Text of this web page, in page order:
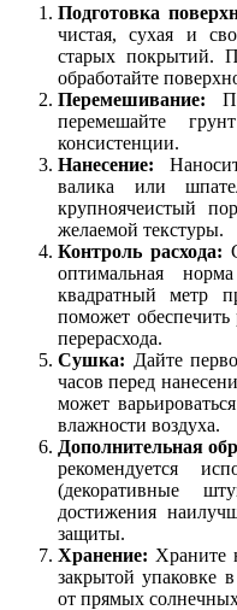
Подготовка
чистая, сухая и
старых покрытий.
обработайте
Перемешивание:
перемешайте
консистенции.
Нанесение:
валика или
крупноячеистый
желаемой текстуры.
Контроль расхода:
оптимальная
квадратный метр
поможет
перерасхода.
Сушка: Дайте
часов перед
может
влажности воздуха.
Дополнительная
рекомендуется
(декоративные
достижения
защиты.
Хранение: Храните
закрытой упаковке
от прямых